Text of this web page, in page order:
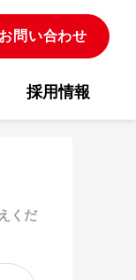
採用情報
お問い合わせ
くだ